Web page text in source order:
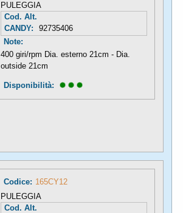
PULEGGIA
Cod. Alt.
CANDY:
92735406
Note:
400 giri/rpm Dia. esterno 21cm - Dia.
outside 21cm
Disponibilità:
Codice: 165CY12
PULEGGIA
Cod. Alt.